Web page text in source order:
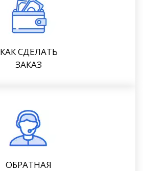
КАК СДЕЛАТЬ
ЗАКАЗ
ОБРАТНАЯ